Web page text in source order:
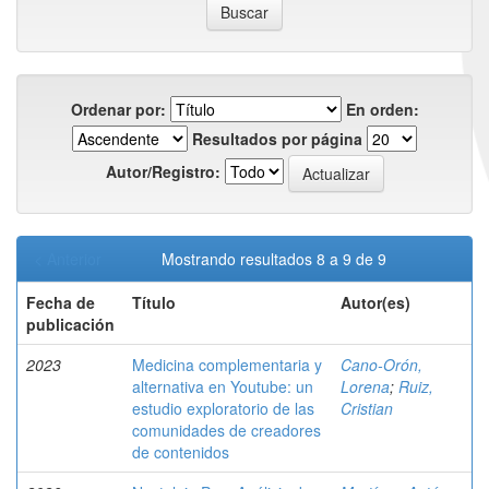
Ordenar por:
En orden:
Resultados por página
Autor/Registro:
Mostrando resultados 8 a 9 de 9
Fecha de
publicación
Título Autor(es)
2023
Medicina complementaria y
alternativa en Youtube: un
estudio exploratorio de las
comunidades de creadores
de contenidos
Cano-Orón,
Lorena; Ruiz,
Cristian